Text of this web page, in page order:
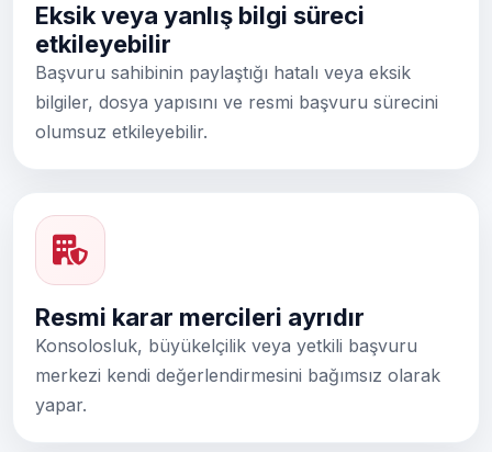
Eksik veya yanlış bilgi süreci
etkileyebilir
Başvuru sahibinin paylaştığı hatalı veya eksik
bilgiler, dosya yapısını ve resmi başvuru sürecini
olumsuz etkileyebilir.
Resmi karar mercileri ayrıdır
Konsolosluk, büyükelçilik veya yetkili başvuru
merkezi kendi değerlendirmesini bağımsız olarak
yapar.